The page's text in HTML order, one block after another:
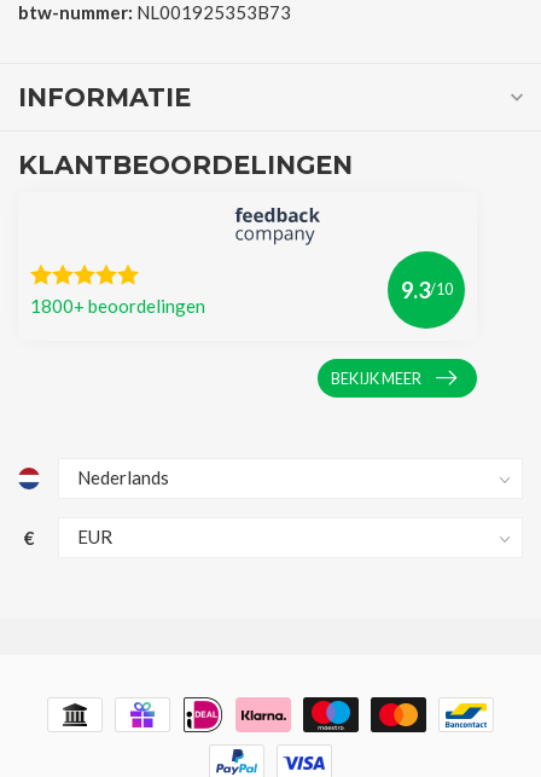
btw-nummer: NL001925353B73
INFORMATIE
KLANTBEOORDELINGEN
1800+ beoordelingen
9.3/10
BEKIJK MEER
€